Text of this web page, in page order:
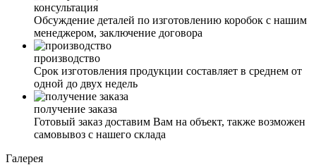
консультация
Обсуждение деталей по изготовлению коробок с нашим
менеджером, заключение договора
производство
Срок изготовления продукции составляет в среднем от
одной до двух недель
получение заказа
Готовый заказ доставим Вам на объект, также возможен
самовывоз с нашего склада
Галерея